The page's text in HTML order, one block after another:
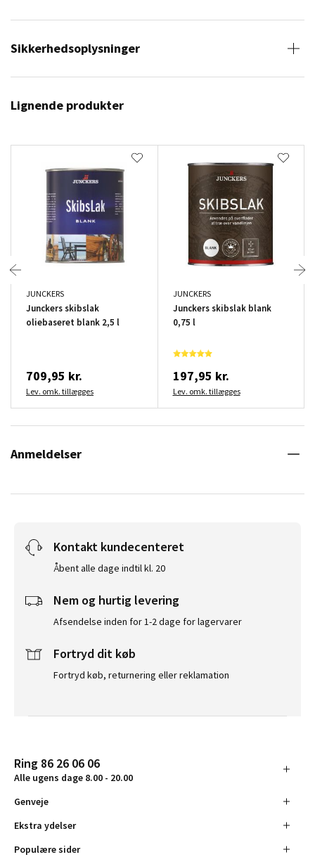
Sikkerhedsoplysninger
Lignende produkter
JUNCKERS
Junckers skibslak
oliebaseret blank 2,5 l
709,95 kr.
Lev. omk. tillægges
JUNCKERS
Junckers skibslak blank
0,75 l
197,95 kr.
Lev. omk. tillægges
Anmeldelser
Kontakt kundecenteret
Åbent alle dage indtil kl. 20
Nem og hurtig levering
Afsendelse inden for 1-2 dage for lagervarer
Fortryd dit køb
Fortryd køb, returnering eller reklamation
Ring 86 26 06 06
Alle ugens dage 8.00 - 20.00
Genveje
Ekstra ydelser
Populære sider